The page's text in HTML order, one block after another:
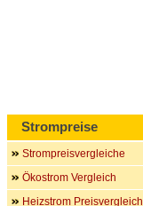
Strompreise
Strompreisvergleiche
Ökostrom Vergleich
Heizstrom Preisvergleich